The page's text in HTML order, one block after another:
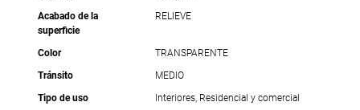
Acabado de la
superficie
RELIEVE
Color
TRANSPARENTE
Tránsito
MEDIO
Tipo de uso
Interiores, Residencial y comercial